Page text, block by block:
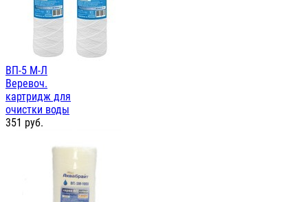
ВП-5 М-Л
Веревоч.
картридж для
очистки воды
351 руб.